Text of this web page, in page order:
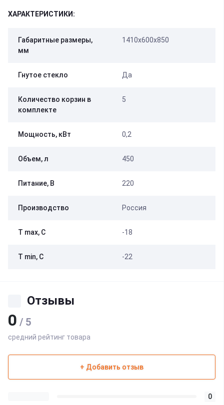
ХАРАКТЕРИСТИКИ:
Габаритные размеры,
мм
1410х600х850
Гнутое стекло Да
Количество корзин в
комплекте
5
Мощность, кВт 0,2
Объем, л 450
Питание, В 220
Производство Россия
Т max, С -18
Т min, С -22
Отзывы
0 / 5
средний рейтинг товара
+ Добавить отзыв
0